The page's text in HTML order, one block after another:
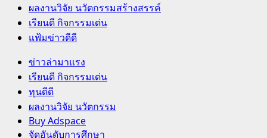
ผลงานวิจัย นวัตกรรมสร้างสรรค์
เรียนดี กิจกรรมเด่น
แฟ้มข่าวดีดี
Primary
Menu
ข่าวล่ามาแรง
เรียนดี กิจกรรมเด่น
ทุนดีดี
ผลงานวิจัย นวัตกรรม
Buy Adspace
จัดอันดับการศึกษา